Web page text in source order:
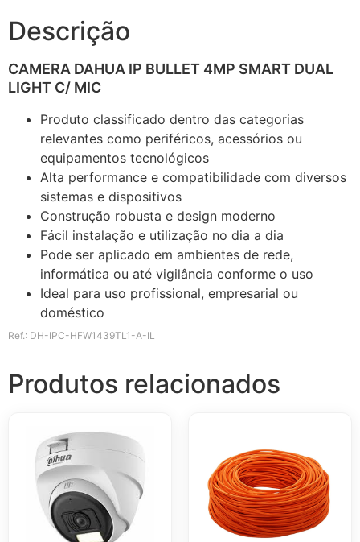
Descrição
CAMERA DAHUA IP BULLET 4MP SMART DUAL
LIGHT C/ MIC
Produto classificado dentro das categorias
relevantes como periféricos, acessórios ou
equipamentos tecnológicos
Alta performance e compatibilidade com diversos
sistemas e dispositivos
Construção robusta e design moderno
Fácil instalação e utilização no dia a dia
Pode ser aplicado em ambientes de rede,
informática ou até vigilância conforme o uso
Ideal para uso profissional, empresarial ou
doméstico
Ref.: DH-IPC-HFW1439TL1-A-IL
Produtos relacionados